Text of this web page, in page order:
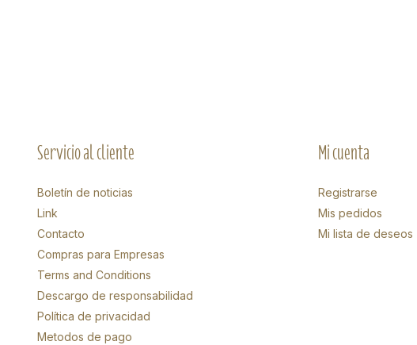
Servicio al cliente
Boletín de noticias
Link
Contacto
Compras para Empresas
Terms and Conditions
Descargo de responsabilidad
Política de privacidad
Metodos de pago
Mi cuenta
Registrarse
Mis pedidos
Mi lista de deseos